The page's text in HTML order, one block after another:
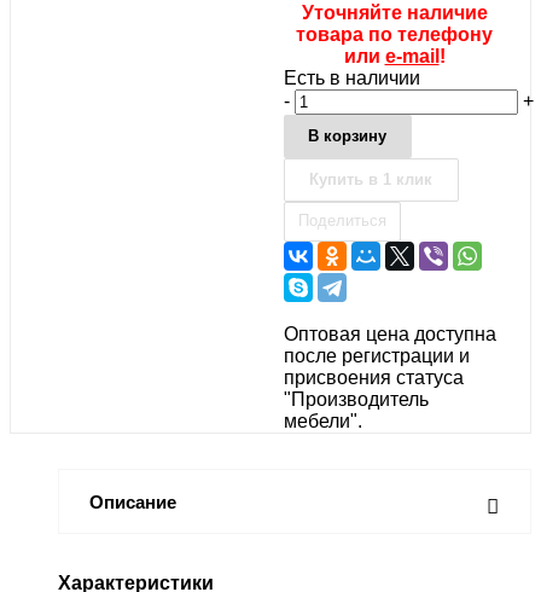
Уточняйте наличие
товара по телефону
или e-mail !
Есть в наличии
-
+
В корзину
Купить в 1 клик
Поделиться
Оптовая цена доступна
после регистрации и
присвоения статуса
"Производитель
мебели".
Описание
Характеристики